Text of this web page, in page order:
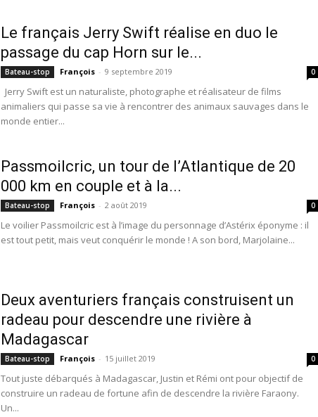
Le français Jerry Swift réalise en duo le
passage du cap Horn sur le...
Bateau-stop François - 9 septembre 2019 0
Jerry Swift est un naturaliste, photographe et réalisateur de films
animaliers qui passe sa vie à rencontrer des animaux sauvages dans le
monde entier...
Passmoilcric, un tour de l’Atlantique de 20
000 km en couple et à la...
Bateau-stop François - 2 août 2019 0
Le voilier Passmoilcric est à l’image du personnage d’Astérix éponyme : il
est tout petit, mais veut conquérir le monde ! A son bord, Marjolaine...
Deux aventuriers français construisent un
radeau pour descendre une rivière à
Madagascar
Bateau-stop François - 15 juillet 2019 0
Tout juste débarqués à Madagascar, Justin et Rémi ont pour objectif de
construire un radeau de fortune afin de descendre la rivière Faraony.
Un...